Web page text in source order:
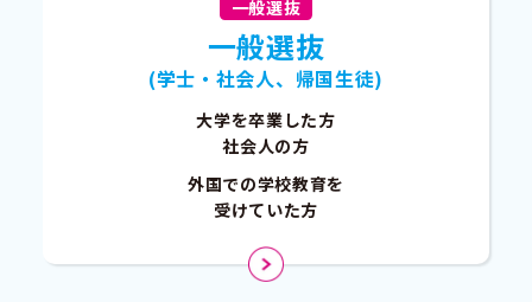
一般選抜
一般選抜
(学士・社会人、帰国生徒)
大学を卒業した方
社会人の方
外国での学校教育を
受けていた方